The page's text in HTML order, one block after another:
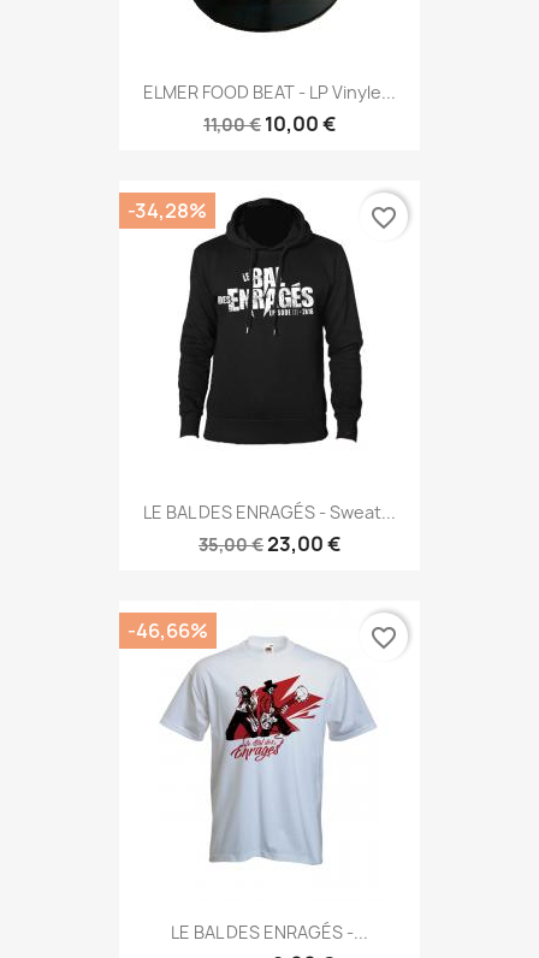
ELMER FOOD BEAT - LP Vinyle...
11,00 € 10,00 €
LE BAL DES ENRAGÉS - Sweat...
35,00 €23,00 €
-34,28% favorite_border
LE BAL DES ENRAGÉS -...
-46,66% favorite_border